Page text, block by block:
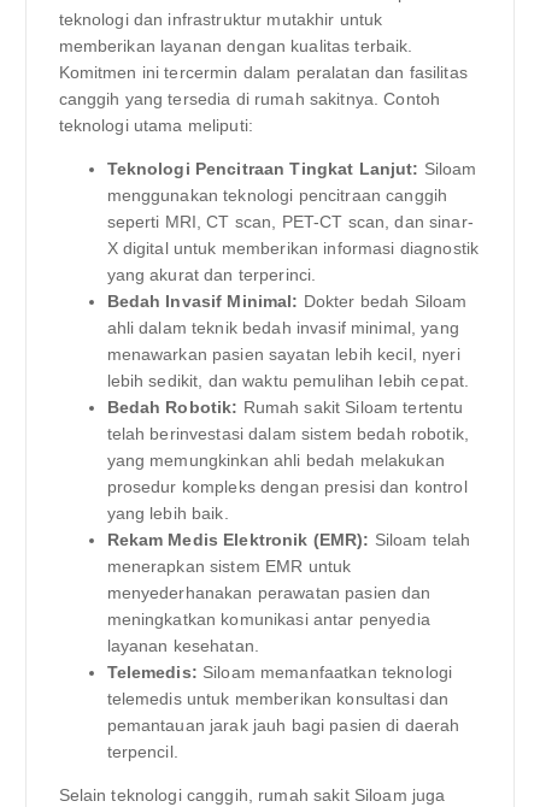
teknologi dan infrastruktur mutakhir untuk
memberikan layanan dengan kualitas terbaik.
Komitmen ini tercermin dalam peralatan dan fasilitas
canggih yang tersedia di rumah sakitnya. Contoh
teknologi utama meliputi:
Teknologi Pencitraan Tingkat Lanjut: Siloam
menggunakan teknologi pencitraan canggih
seperti MRI, CT scan, PET-CT scan, dan sinar-
X digital untuk memberikan informasi diagnostik
yang akurat dan terperinci.
Bedah Invasif Minimal: Dokter bedah Siloam
ahli dalam teknik bedah invasif minimal, yang
menawarkan pasien sayatan lebih kecil, nyeri
lebih sedikit, dan waktu pemulihan lebih cepat.
Bedah Robotik: Rumah sakit Siloam tertentu
telah berinvestasi dalam sistem bedah robotik,
yang memungkinkan ahli bedah melakukan
prosedur kompleks dengan presisi dan kontrol
yang lebih baik.
Rekam Medis Elektronik (EMR): Siloam telah
menerapkan sistem EMR untuk
menyederhanakan perawatan pasien dan
meningkatkan komunikasi antar penyedia
layanan kesehatan.
Telemedis: Siloam memanfaatkan teknologi
telemedis untuk memberikan konsultasi dan
pemantauan jarak jauh bagi pasien di daerah
terpencil.
Selain teknologi canggih, rumah sakit Siloam juga